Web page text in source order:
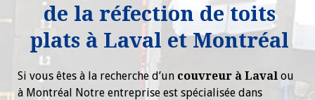
de la réfection de toits
plats à Laval et Montréal
Si vous êtes à la recherche d’un couvreur à Lavalou
à Montréal Notre entreprise est spécialisée dans